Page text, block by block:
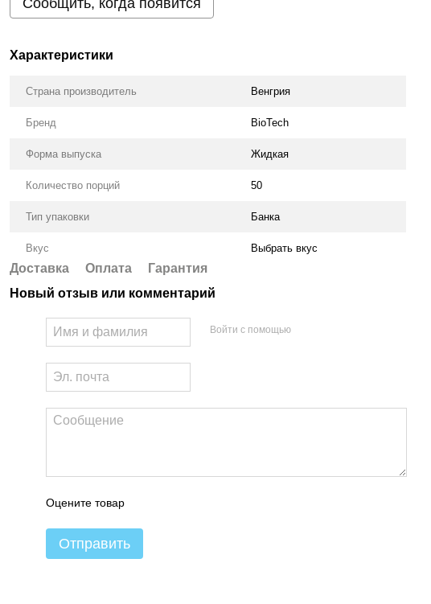
Сообщить, когда появится
Характеристики
Страна производитель Венгрия
Бренд BioTech
Форма выпуска Жидкая
Количество порций 50
Тип упаковки Банка
Вкус Выбрать вкус
Доставка Оплата
Гарантия
Новый отзыв или комментарий
Войти с помощью
Оцените товар
Отправить